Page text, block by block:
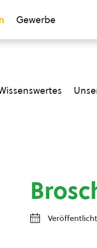
Gewerbe